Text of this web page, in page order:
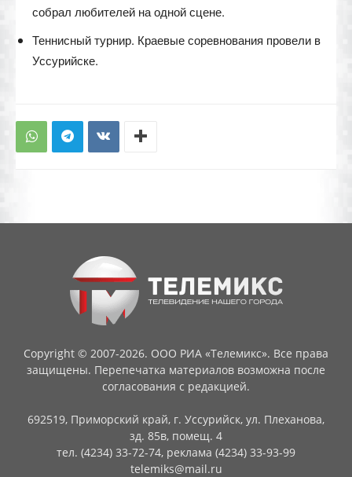
собрал любителей на одной сцене.
Теннисный турнир. Краевые соревнования провели в
Уссурийске.
Copyright © 2007-2026. ООО РИА «Телемикс». Все права
защищены. Перепечатка материалов возможна после
согласования с редакцией.
692519, Приморский край, г. Уссурийск, ул. Плеханова,
зд. 85в, помещ. 4
тел. (4234) 33-72-74, реклама (4234) 33-93-99
telemiks@mail.ru